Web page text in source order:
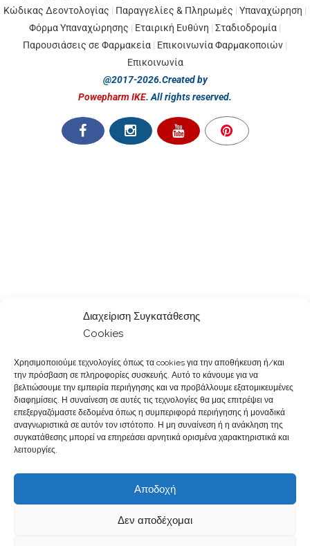
Διαχείριση Συγκατάθεσης
Cookies
Χρησιμοποιούμε τεχνολογίες όπως τα cookies για την αποθήκευση ή/και
την πρόσβαση σε πληροφορίες συσκευής. Αυτό το κάνουμε για να
βελτιώσουμε την εμπειρία περιήγησης και να προβάλλουμε εξατομικευμένες
διαφημίσεις. Η συναίνεση σε αυτές τις τεχνολογίες θα μας επιτρέψει να
επεξεργαζόμαστε δεδομένα όπως η συμπεριφορά περιήγησης ή μοναδικά
αναγνωριστικά σε αυτόν τον ιστότοπο. Η μη συναίνεση ή η ανάκληση της
συγκατάθεσης μπορεί να επηρεάσει αρνητικά ορισμένα χαρακτηριστικά και
λειτουργίες.
Αποδοχή
Δεν αποδέχομαι
Κώδικας Δεοντολογίας | Παραγγελίες & Πληρωμές | Υπαναχώρηση |
Φόρμα Υπαναχώρησης | Εταιρική Ευθύνη | Σταδιοδρομία |
Παρουσιάσεις σε Φαρμακεία | Επικοινωνία Φαρμακοποιών |
Επικοινωνία
@2017-2026.Created by
Powepharm IKE. All rights reserved.